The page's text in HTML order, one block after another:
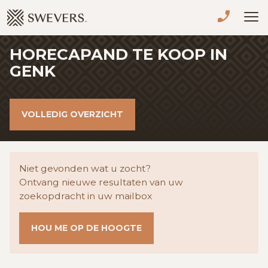
VERKOPEN
HORECAPAND TE KOOP IN
GENK
VOLLEDIG OVERZICHT
Niet gevonden wat u zocht?
Ontvang nieuwe resultaten van uw
zoekopdracht in uw mailbox
HOU ME OP DE HOOGTE